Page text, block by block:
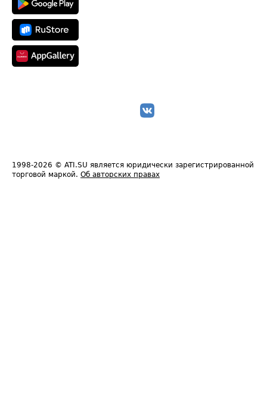
1998-2026 © ATI.SU является юридически зарегистрированной
торговой маркой. Об авторских правах